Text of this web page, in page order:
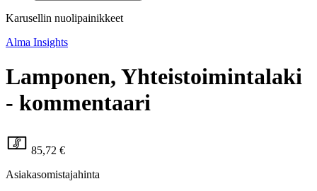
Karusellin nuolipainikkeet
Alma Insights
Lamponen, Yhteistoimintalaki
- kommentaari
85,72 €
Asiakasomistajahinta